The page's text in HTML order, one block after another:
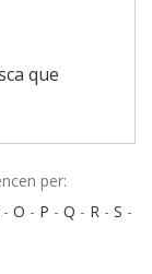
que
per:
- O - P - Q - R - S -